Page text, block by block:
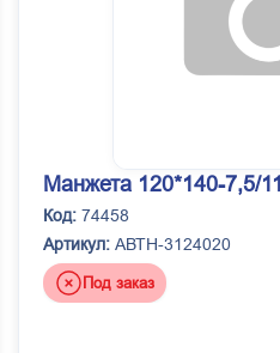
Манжета 120*140-7,5/11
Код: 74458
Артикул: АВТН-3124020
Под заказ